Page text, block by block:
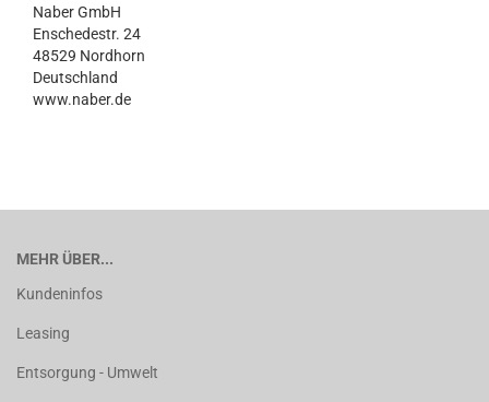
Naber GmbH
Enschedestr. 24
48529 Nordhorn
Deutschland
www.naber.de
MEHR ÜBER...
Kundeninfos
Leasing
Entsorgung - Umwelt